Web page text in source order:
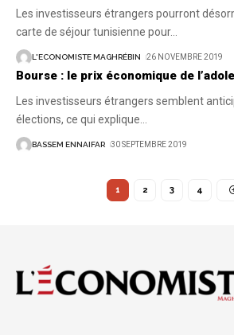
Les investisseurs étrangers pourront
carte de séjour tunisienne pour…
L'ECONOMISTE MAGHRÉBIN 26 NOVEMBRE 2019
Bourse : le prix économique de
Les investisseurs étrangers semblent
élections, ce qui explique
BASSEM ENNAIFAR 30 SEPTEMBRE 2019
1 2 3 4